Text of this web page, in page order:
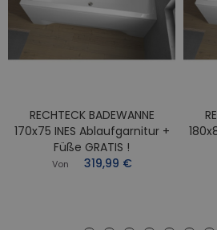
RECHTECK BADEWANNE
170x75 INES Ablaufgarnitur +
Füße GRATIS !
Von 319,99 €